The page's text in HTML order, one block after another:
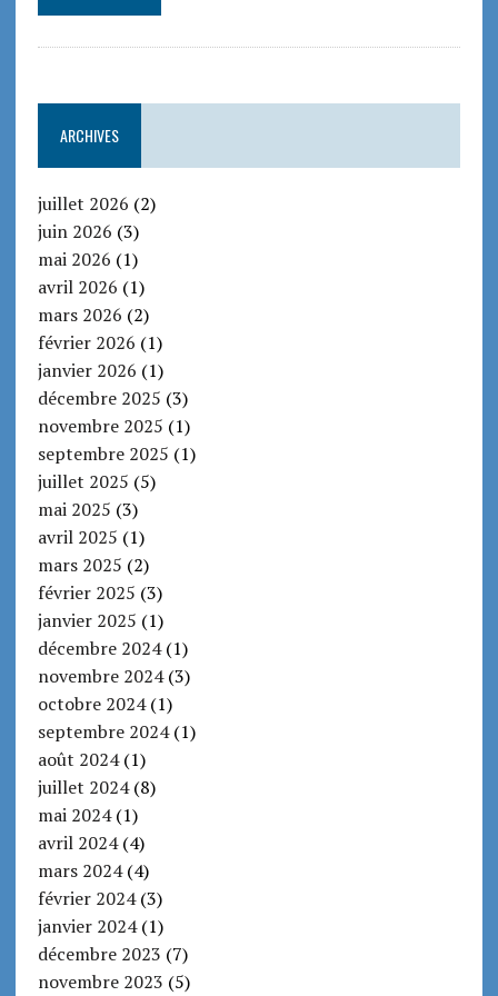
ARCHIVES
juillet 2026 (2)
juin 2026 (3)
mai 2026 (1)
avril 2026 (1)
mars 2026 (2)
février 2026 (1)
janvier 2026 (1)
décembre 2025 (3)
novembre 2025 (1)
septembre 2025 (1)
juillet 2025 (5)
mai 2025 (3)
avril 2025 (1)
mars 2025 (2)
février 2025 (3)
janvier 2025 (1)
décembre 2024(1)
novembre 2024(3)
octobre 2024(1)
septembre 2024(1)
août 2024(1)
juillet 2024(8)
mai 2024(1)
avril 2024(4)
mars 2024(4)
février 2024(3)
janvier 2024(1)
décembre 2023 (7)
novembre 2023 (5)